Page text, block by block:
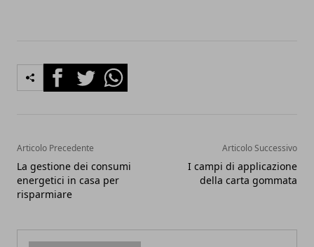
FacebookTwitterWhatsapp
Articolo Precedente
La gestione dei consumi
energetici in casa per
risparmiare
Articolo Successivo
I campi di applicazione
della carta gommata